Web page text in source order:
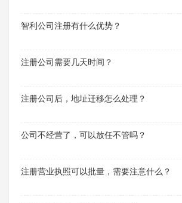
智利公司注册有什么优势？
注册公司需要几天时间？
注册公司后，地址迁移怎么处理？
公司不经营了，可以放任不管吗？
注册营业执照可以批量，需要注意什么？